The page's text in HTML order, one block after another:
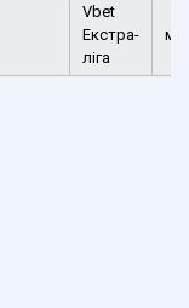
Vbet
Екстра-
ліга
м.